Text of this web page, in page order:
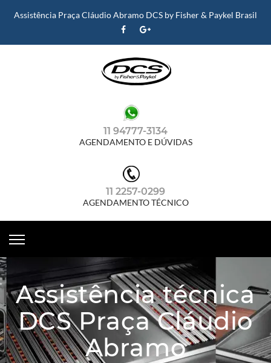
Assistência Praça Cláudio Abramo DCS by Fisher & Paykel Brasil
11 94777-3134
AGENDAMENTO E DÚVIDAS
11 2257-0299
AGENDAMENTO TÉCNICO
Assistência técnica
DCS Praça Cláudio
Abramo